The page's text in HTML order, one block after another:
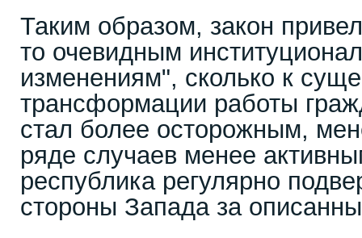
Таким образом, закон
то очевидным
изменениям", сколько к
трансформации работы
стал более осторожным,
ряде случаев менее
республика регулярно
стороны Запада за